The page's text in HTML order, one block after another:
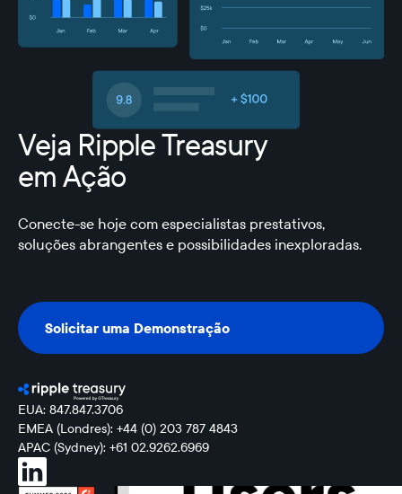
Veja Ripple Treasury
em Ação
Conecte-se hoje com especialistas prestativos,
soluções abrangentes e possibilidades inexploradas.
Solicitar uma Demonstração
Solicitar uma Demonstração
EUA: 847.847.3706
EMEA (Londres): +44 (0) 203 787 4843
APAC (Sydney): +61 02.9262.6969